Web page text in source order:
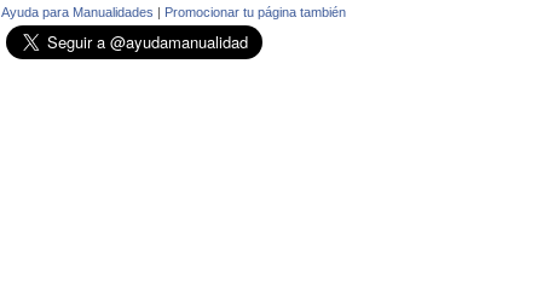
Ayuda para Manualidades | Promocionar tu página también